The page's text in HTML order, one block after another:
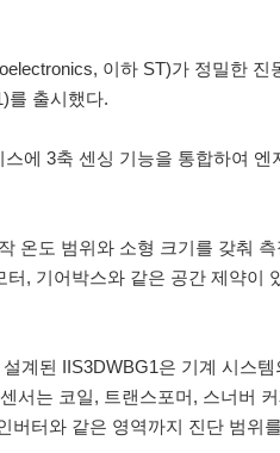
이하 ST)가 정밀한
를 출시했다.
에 3축 센싱 기능을 통합하여
온도 범위와 소형 크기를 갖춰
, 기어박스와 같은 공간 제약
계된 IIS3DWBG1은 기계 시스
서는 코일, 트랜스포머, 스너버
버터와 같은 영역까지 진단 범